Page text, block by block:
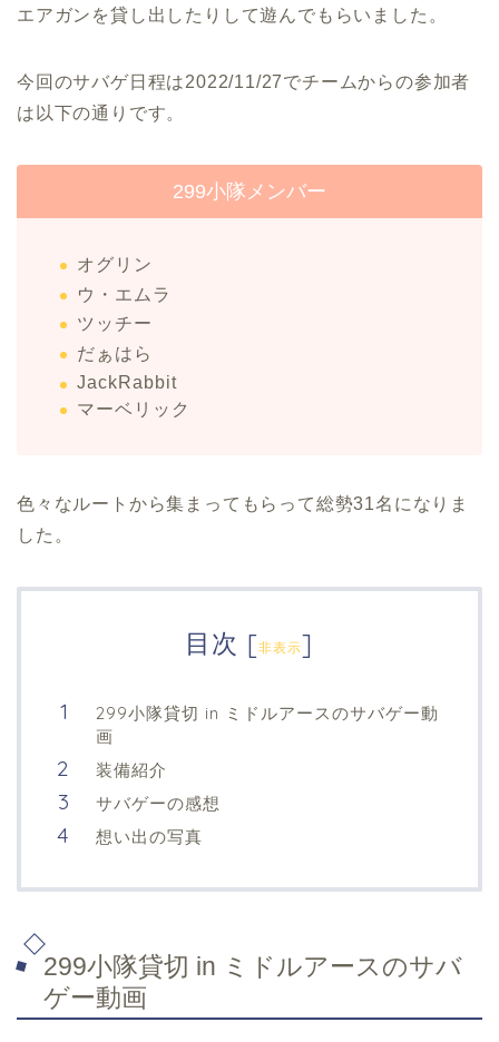
エアガンを貸し出したりして遊んでもらいました。
今回のサバゲ日程は2022/11/27でチームからの参加者
は以下の通りです。
299小隊メンバー
オグリン
ウ・エムラ
ツッチー
だぁはら
JackRabbit
マーベリック
色々なルートから集まってもらって総勢31名になりま
した。
目次 [非表示]
299小隊貸切 in ミドルアースのサバゲー動
画
装備紹介
サバゲーの感想
想い出の写真
299小隊貸切 in ミドルアースのサバ
ゲー動画